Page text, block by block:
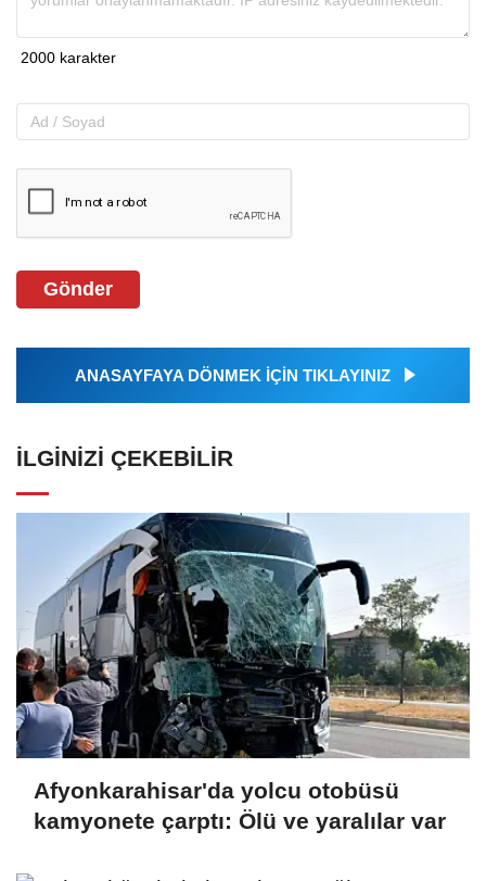
Gönder
ANASAYFAYA DÖNMEK İÇİN TIKLAYINIZ
İLGINIZI ÇEKEBILIR
Afyonkarahisar'da yolcu otobüsü
kamyonete çarptı: Ölü ve yaralılar var